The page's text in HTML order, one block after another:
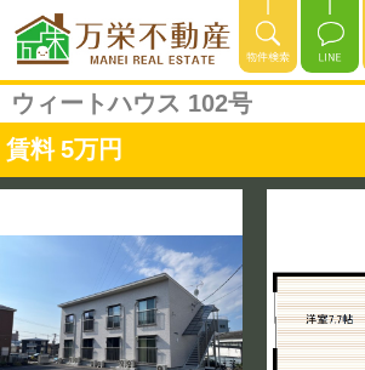
ウィートハウス 102号
賃料 5万円